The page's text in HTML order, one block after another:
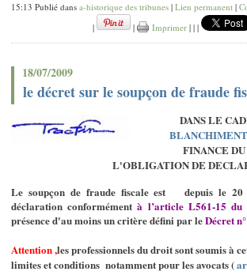
15:13 Publié dans a-historique des tribunes | Lien permanent |
|
| Imprimer | | |
18/07/2009
le décret sur le soupçon de fraude
DANS LE
BLANCHIMENT
FINANCE
L'OBLIGATION DE
Le soupçon de fraude fiscale est
depuis le
déclaration conformément à l’article L561-15 du
présence d'au moins un critère défini par leDécret
Attention ,les professionnels du droit sont soumis à
limites et conditions notamment pour les avocats (